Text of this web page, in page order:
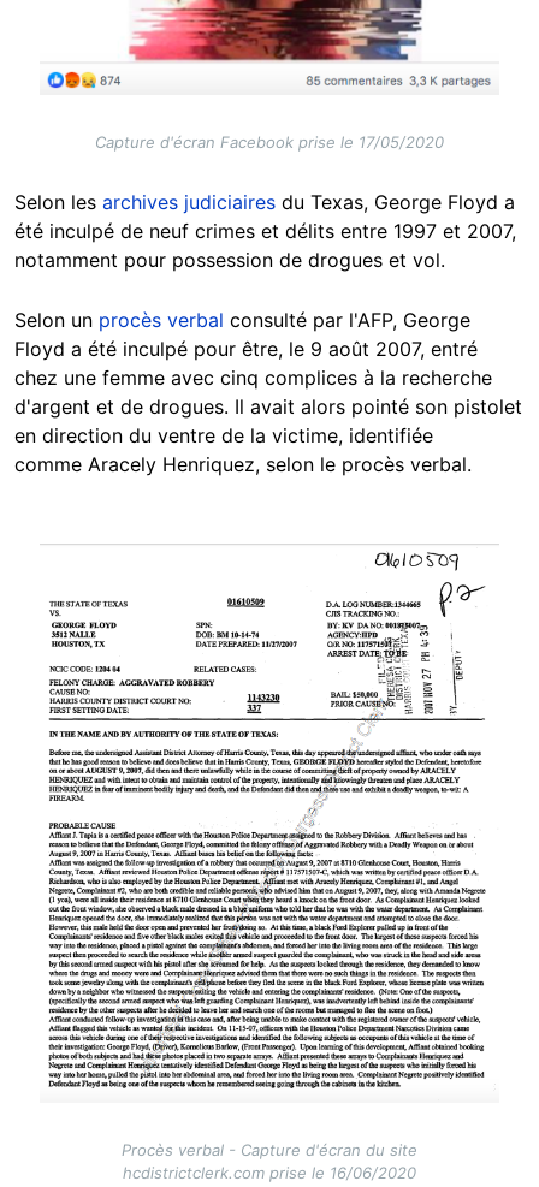
Capture d'écran Facebook prise le 17/05/2020
Selon les archives judiciaires du Texas, George Floyd a
été inculpé de neuf crimes et délits entre 1997 et 2007,
notamment pour possession de drogues et vol.
Selon un procès verbal consulté par l'AFP, George
Floyd a été inculpé pour être, le 9 août 2007, entré
chez une femme avec cinq complices à la recherche
d'argent et de drogues. Il avait alors pointé son pistolet
en direction du ventre de la victime, identifiée
comme Aracely Henriquez, selon le procès verbal.
Procès verbal - Capture d'écran du site
hcdistrictclerk.com prise le 16/06/2020